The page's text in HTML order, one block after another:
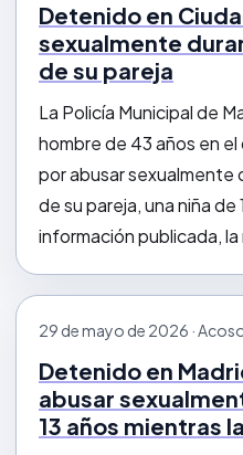
Detenido en
sexualmente
de su pareja
La Policía Municipal de
hombre de 43 años en
por abusar sexualmente
de su pareja, una niña de
información publicada, la
29 de mayo de 2026 ·
Detenido en
abusar
13 años mientras